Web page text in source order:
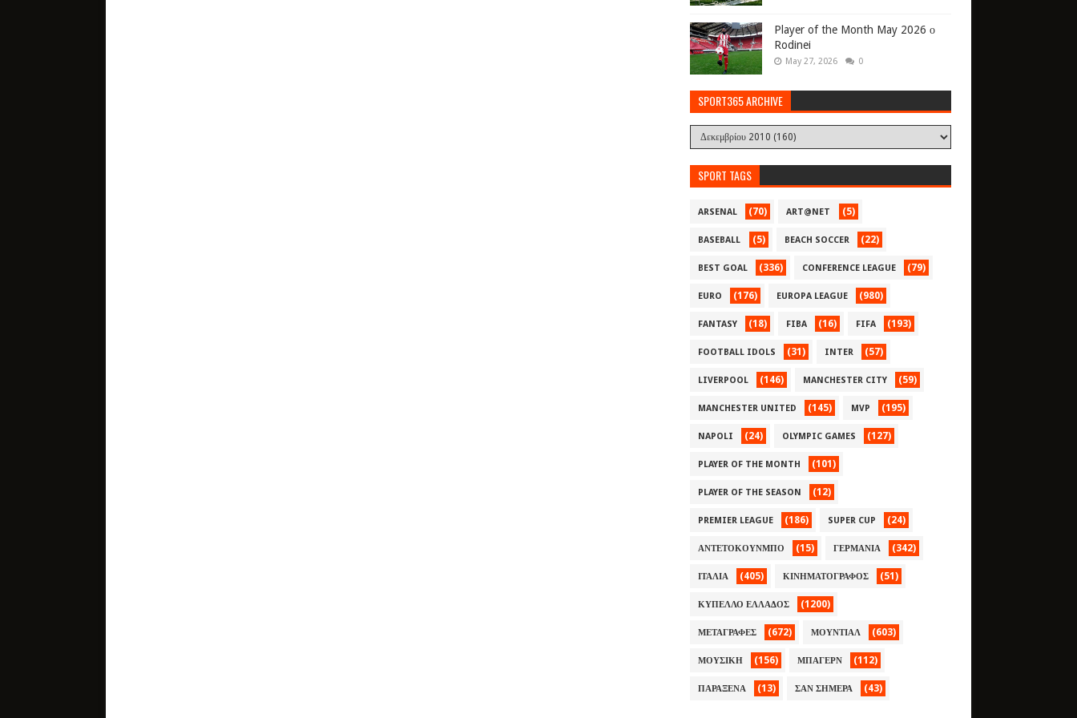
Player of the Month May 2026 ο
Rodinei
May 27, 2026 0
SPORT365 ARCHIVE
SPORT TAGS
ARSENAL (70) ART@NET (5)
BASEBALL (5) BEACH SOCCER (22)
BEST GOAL (336) CONFERENCE LEAGUE (79)
EURO (176) EUROPA LEAGUE (980)
FANTASY (18) FIBA (16) FIFA (193)
FOOTBALL IDOLS (31) INTER (57)
LIVERPOOL (146) MANCHESTER CITY (59)
MANCHESTER UNITED (145) MVP (195)
NAPOLI (24) OLYMPIC GAMES (127)
PLAYER OF THE MONTH (101)
PLAYER OF THE SEASON (12)
PREMIER LEAGUE (186) SUPER CUP (24)
ΑΝΤΕΤΟΚΟΥΝΜΠΟ (15) ΓΕΡΜΑΝΙΑ (342)
ΙΤΑΛΙΑ (405) ΚΙΝΗΜΑΤΟΓΡΑΦΟΣ (51)
ΚΥΠΕΛΛΟ ΕΛΛΑΔΟΣ (1200)
ΜΕΤΑΓΡΑΦΕΣ (672) ΜΟΥΝΤΙΑΛ (603)
ΜΟΥΣΙΚΗ (156) ΜΠΑΓΕΡΝ (112)
ΠΑΡΑΞΕΝΑ (13) ΣΑΝ ΣΗΜΕΡΑ (43)